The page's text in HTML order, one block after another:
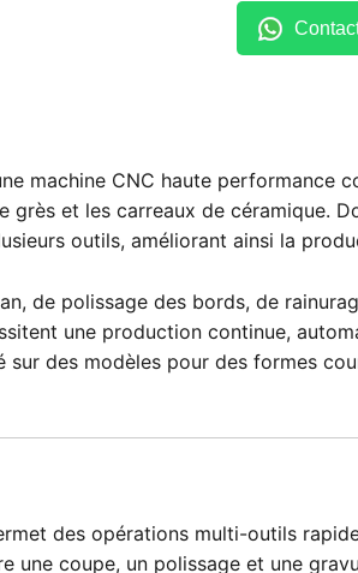
machine CNC haute
et les carreaux de céramique.
outils, améliorant ainsi la
de polissage des bords, de
une production continue,
des modèles pour des formes
des opérations multi-outils
une coupe, un polissage et une